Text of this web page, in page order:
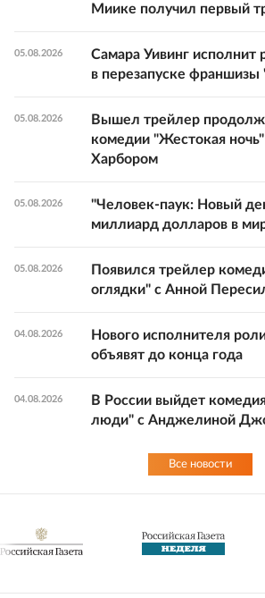
Миике получил первый
05.08.2026
Самара Уивинг
в перезапуске
05.08.2026
Вышел трейлер
комедии "Жестокая
Харбором
05.08.2026
"Человек-паук: Новый
миллиард долларов в
05.08.2026
Появился трейлер
оглядки" с Анной
04.08.2026
Нового исполнителя
объявят до конца года
04.08.2026
В России выйдет
люди" с Анджелиной
Все новости